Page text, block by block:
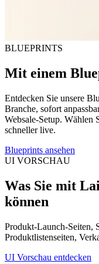
BLUEPRINTS
Mit einem
Entdecken Sie unsere
Branche, sofort
Websale-Setup. Wählen
schneller live.
Blueprints ansehen
UI VORSCHAU
Was Sie mit
können
Produkt-Launch-Seiten,
Produktlistenseiten,
UI Vorschau entdecken